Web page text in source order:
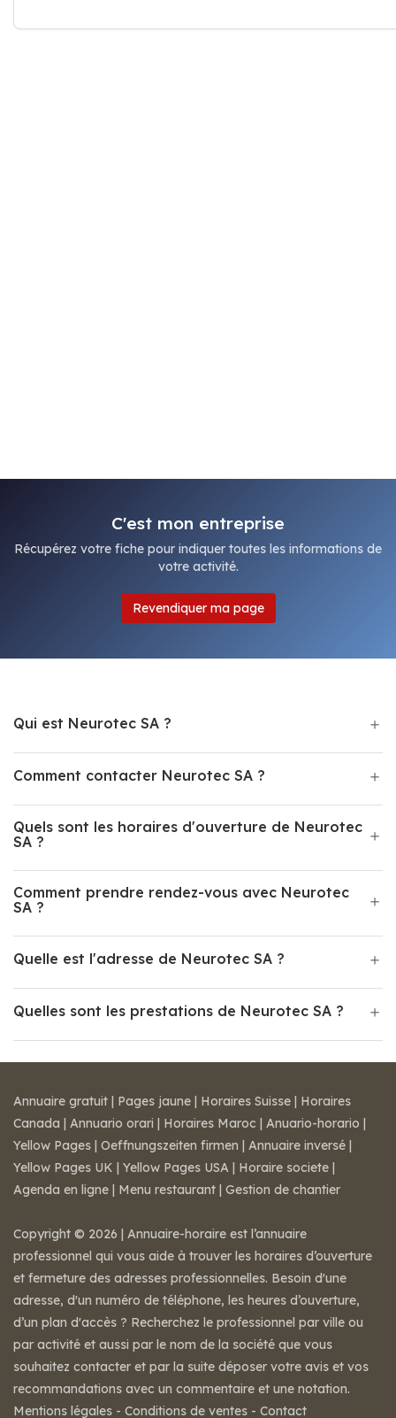
C'est mon entreprise
Récupérez votre fiche pour indiquer toutes les informations de
votre activité.
Revendiquer ma page
Qui est Neurotec SA ?
Comment contacter Neurotec SA ?
Quels sont les horaires d'ouverture de Neurotec
SA ?
Comment prendre rendez-vous avec Neurotec
SA ?
Quelle est l'adresse de Neurotec SA ?
Quelles sont les prestations de Neurotec SA ?
Annuaire gratuit | Pages jaune | Horaires Suisse | Horaires
Canada | Annuario orari | Horaires Maroc | Anuario-horario |
Yellow Pages | Oeffnungszeiten firmen | Annuaire inversé |
Yellow Pages UK | Yellow Pages USA | Horaire societe |
Agenda en ligne | Menu restaurant | Gestion de chantier
Copyright © 2026 | Annuaire-horaire est l’annuaire
professionnel qui vous aide à trouver les horaires d’ouverture
et fermeture des adresses professionnelles. Besoin d'une
adresse, d'un numéro de téléphone, les heures d’ouverture,
d’un plan d'accès ? Recherchez le professionnel par ville ou
par activité et aussi par le nom de la société que vous
souhaitez contacter et par la suite déposer votre avis et vos
recommandations avec un commentaire et une notation.
Mentions légales - Conditions de ventes - Contact